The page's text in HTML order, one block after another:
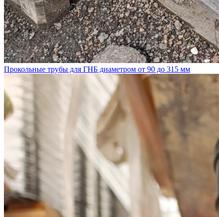
Прокольные трубы для ГНБ диаметром от 90 до 315 мм